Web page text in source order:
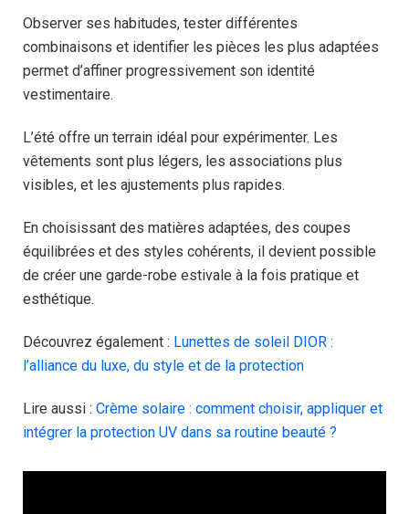
Observer ses habitudes, tester différentes
combinaisons et identifier les pièces les plus adaptées
permet d’affiner progressivement son identité
vestimentaire.
L’été offre un terrain idéal pour expérimenter. Les
vêtements sont plus légers, les associations plus
visibles, et les ajustements plus rapides.
En choisissant des matières adaptées, des coupes
équilibrées et des styles cohérents, il devient possible
de créer une garde-robe estivale à la fois pratique et
esthétique.
Découvrez également : Lunettes de soleil DIOR :
l’alliance du luxe, du style et de la protection
Lire aussi : Crème solaire : comment choisir, appliquer et
intégrer la protection UV dans sa routine beauté ?